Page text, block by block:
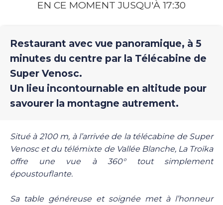
EN CE MOMENT JUSQU'À 17:30
Restaurant avec vue panoramique, à 5
minutes du centre par la Télécabine de
Super Venosc.
Un lieu incontournable en altitude pour
savourer la montagne autrement.
Situé à 2100 m, à l’arrivée de la télécabine de Super
Venosc et du télémixte de Vallée Blanche, La Troïka
offre une vue à 360° tout simplement
époustouflante.
Sa table généreuse et soignée met à l’honneur